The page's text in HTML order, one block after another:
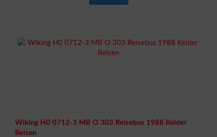
Wiking H0 0712-3 MB O 303 Reisebus 1988 Kelder
Reisen